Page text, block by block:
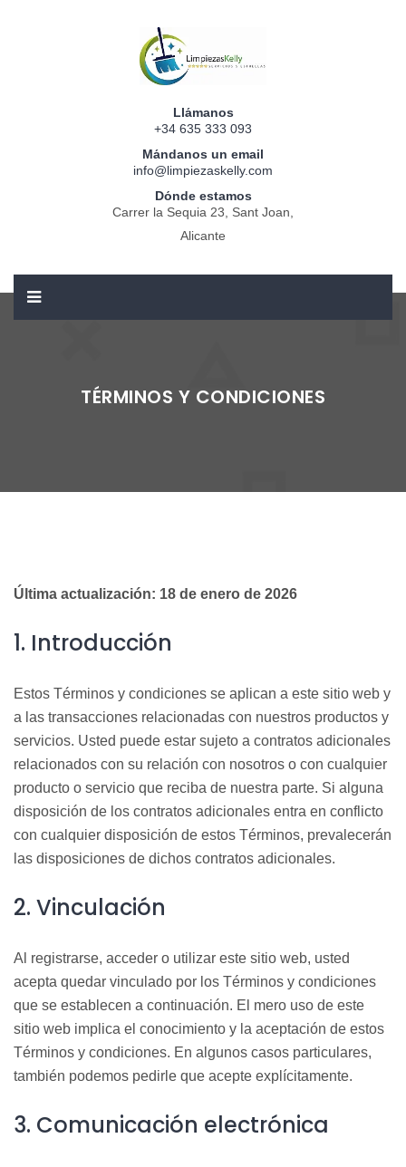
Llámanos
+34 635 333 093
Mándanos un email
info@limpiezaskelly.com
Dónde estamos
Carrer la Sequia 23, Sant Joan,
Alicante
TÉRMINOS Y CONDICIONES
Última actualización: 18 de enero de 2026
1. Introducción
Estos Términos y condiciones se aplican a este sitio web y
a las transacciones relacionadas con nuestros productos y
servicios. Usted puede estar sujeto a contratos adicionales
relacionados con su relación con nosotros o con cualquier
producto o servicio que reciba de nuestra parte. Si alguna
disposición de los contratos adicionales entra en conflicto
con cualquier disposición de estos Términos, prevalecerán
las disposiciones de dichos contratos adicionales.
2. Vinculación
Al registrarse, acceder o utilizar este sitio web, usted
acepta quedar vinculado por los Términos y condiciones
que se establecen a continuación. El mero uso de este
sitio web implica el conocimiento y la aceptación de estos
Términos y condiciones. En algunos casos particulares,
también podemos pedirle que acepte explícitamente.
3. Comunicación electrónica